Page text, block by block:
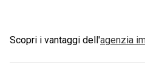
Scopri i vantaggi dell'agenzia